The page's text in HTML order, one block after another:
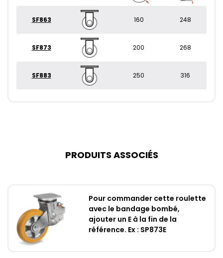
SF863 160 248
SF873 200 268
SF883 250 316
PRODUITS ASSOCIÉS
Pour commander cette roulette
avec le bandage bombé,
ajouter un E à la fin de la
référence. Ex : SP873E